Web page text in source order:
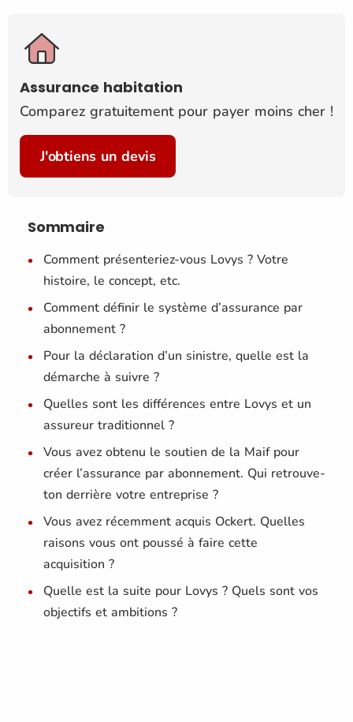
Assurance habitation
Comparez gratuitement pour payer moins cher !
J'obtiens un devis
Sommaire
Comment présenteriez-vous Lovys ? Votre
histoire, le concept, etc.
Comment définir le système d’assurance par
abonnement ?
Pour la déclaration d’un sinistre, quelle est la
démarche à suivre ?
Quelles sont les différences entre Lovys et un
assureur traditionnel ?
Vous avez obtenu le soutien de la Maif pour
créer l’assurance par abonnement. Qui retrouve-
ton derrière votre entreprise ?
Vous avez récemment acquis Ockert. Quelles
raisons vous ont poussé à faire cette
acquisition ?
Quelle est la suite pour Lovys ? Quels sont vos
objectifs et ambitions ?